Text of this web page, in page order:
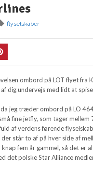
flyselskaber
ombord på LOT flyet fra
dig undervejs med lidt at
jeg træder ombord på LO
fine jetfly, som tager mellem
af verdens førende
står to af på hver side af
fem år gammel, så det er
det polske Star Alliance